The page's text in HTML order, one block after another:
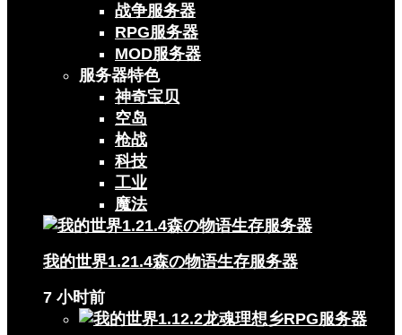
战争服务器
RPG服务器
MOD服务器
服务器特色
神奇宝贝
空岛
枪战
科技
工业
魔法
我的世界1.21.4森の物语生存服务器
7 小时前